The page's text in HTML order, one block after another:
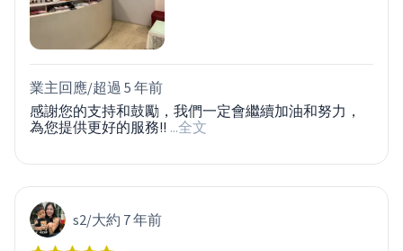
業主回應/超過 5 年前
感謝您的支持和鼓勵，我們一定會繼續加油和努力，
為您提供更好的服務!! ...全文
s2/大約 7 年前